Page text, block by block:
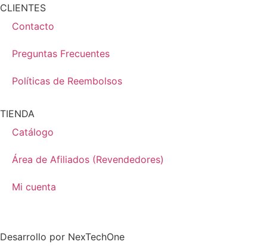
CLIENTES
Contacto
Preguntas Frecuentes
Políticas de Reembolsos
TIENDA
Catálogo
Área de Afiliados (Revendedores)
Mi cuenta
Desarrollo por NexTechOne